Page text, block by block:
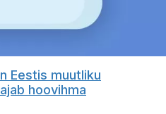
Eestis muutliku
hoovihma